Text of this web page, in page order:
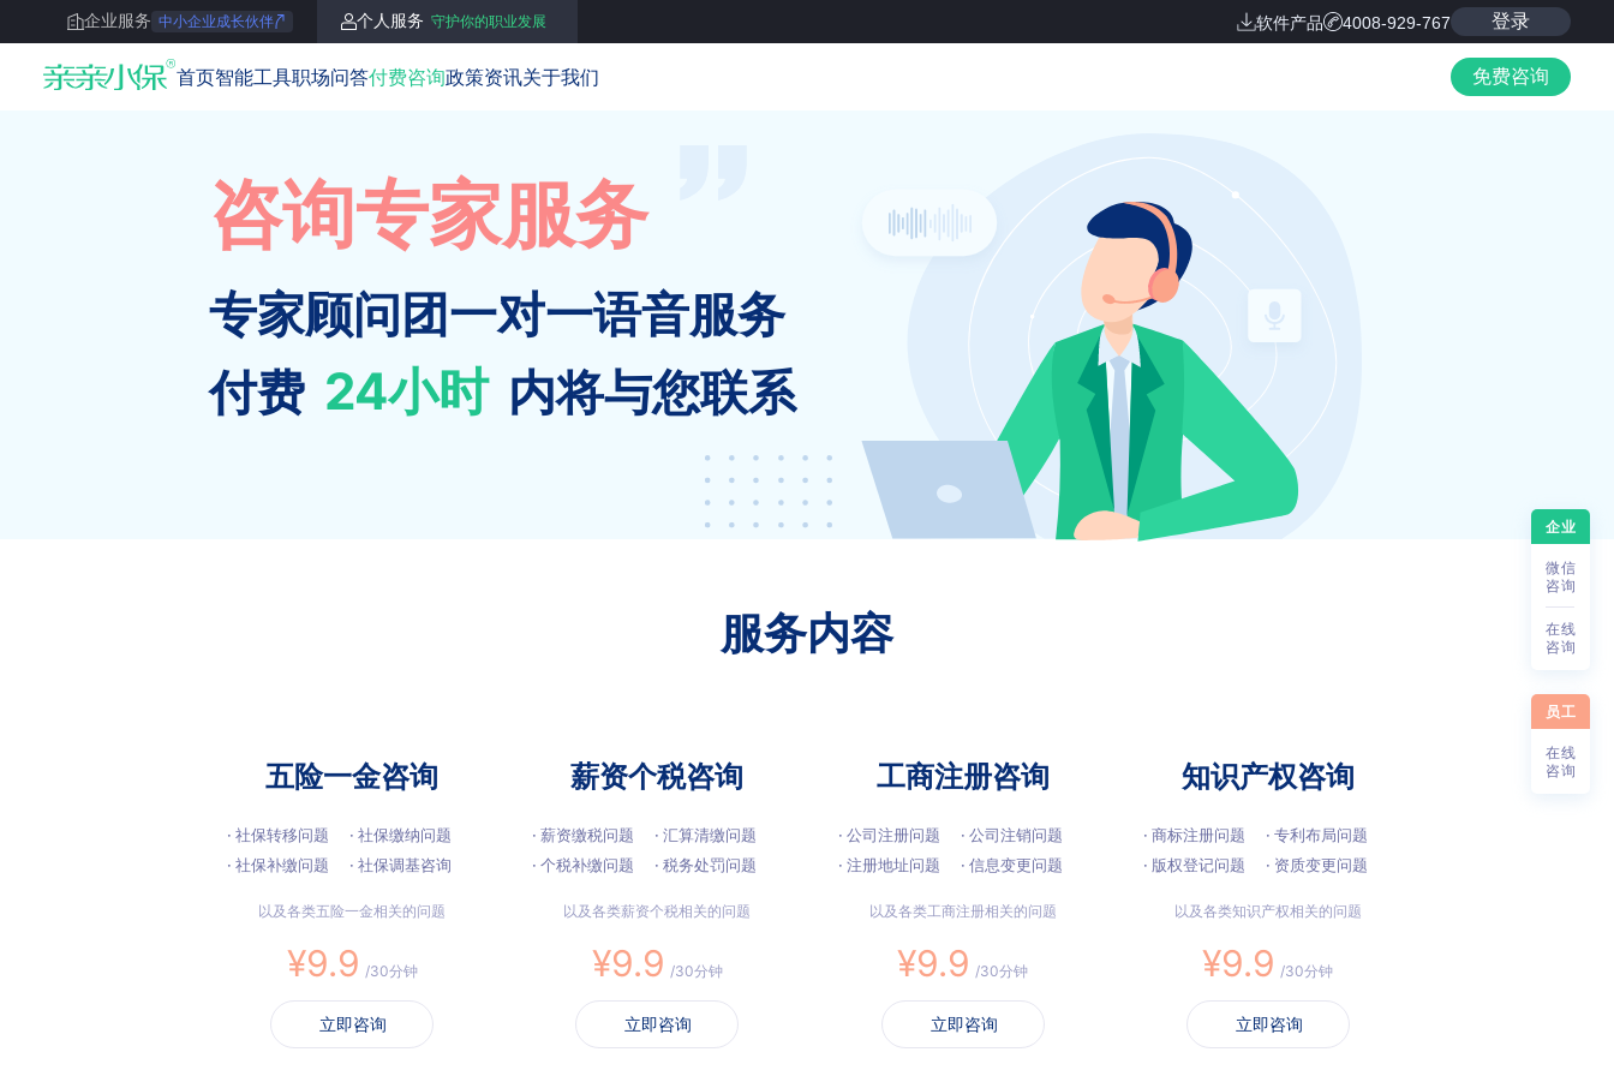
企业服务 中小企业成长伙伴 个人服务 守护你的职业发展 软件产品 4008-929-767 登录
亲亲小保 首页智能工具职场问答付费咨询政策资讯关于我们 免费咨询
咨询专家服务
专家顾问团一对一语音服务
付费 24小时 内将与您联系
服务内容
五险一金咨询
· 社保转移问题
· 社保缴纳问题
· 社保补缴问题
· 社保调基咨询
以及各类五险一金相关的问题
¥9.9 /30分钟
立即咨询
薪资个税咨询
· 薪资缴税问题
· 汇算清缴问题
· 个税补缴问题
· 税务处罚问题
以及各类薪资个税相关的问题
¥9.9 /30分钟
立即咨询
工商注册咨询
· 公司注册问题
· 公司注销问题
· 注册地址问题
· 信息变更问题
以及各类工商注册相关的问题
¥9.9 /30分钟
立即咨询
知识产权咨询
· 商标注册问题
· 专利布局问题
· 版权登记问题
· 资质变更问题
以及各类知识产权相关的问题
¥9.9 /30分钟
立即咨询
企业
微信
咨询
在线
咨询
员工
在线
咨询